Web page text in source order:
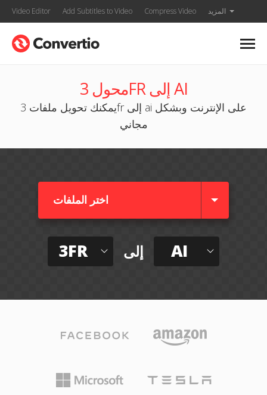
Video Editor Add Subtitles to Video Compress Video المزيد
محول 3FR إلى AI
يمكنك تحويل ملفات 3fr إلى ai على الإنترنت وبشكل
مجاني
اختر الملفات
3FR إلى AI